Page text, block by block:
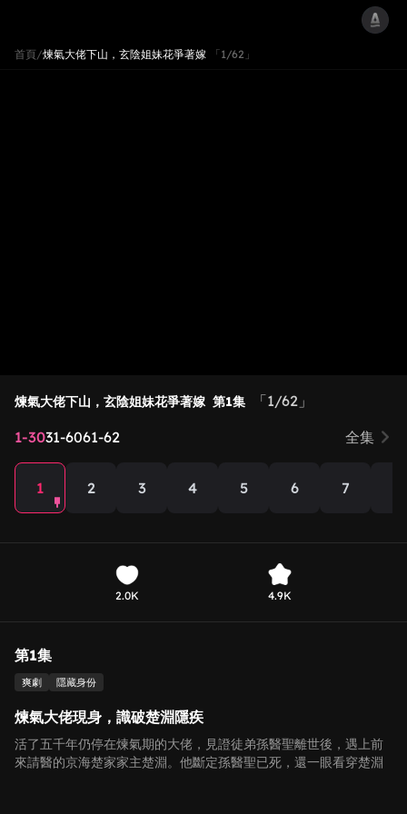
首頁/煉氣大佬下山，玄陰姐妹花爭著嫁 「1/62」
煉氣大佬下山，玄陰姐妹花爭著嫁 第1集
「1/62」
1-3031-6061-62 全集
1 2 3 4 5 6 7
2.0K 4.9K
第1集
爽劇 隱藏身份
煉氣大佬現身，識破楚淵隱疾
活了五千年仍停在煉氣期的大佬，見證徒弟孫醫聖離世後，遇上前
來請醫的京海楚家家主楚淵。他斷定孫醫聖已死，還一眼看穿楚淵